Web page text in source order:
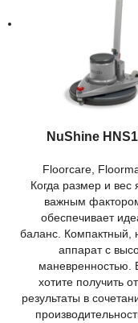
NuShine
Floorcare,
Когда размер и вес
важным
обеспечивает
баланс.
аппарат с
маневренностью.
хотите получить
результаты в